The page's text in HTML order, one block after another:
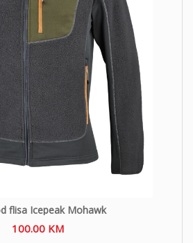
flisa Icepeak Mohawk
100.00 KM